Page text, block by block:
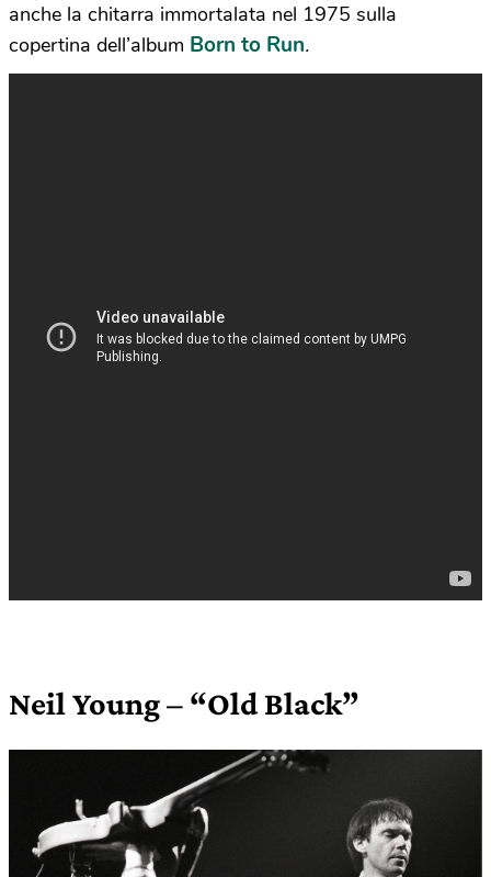
anche la chitarra immortalata nel 1975 sulla
copertina dell’album Born to Run.
Neil Young – “Old Black”